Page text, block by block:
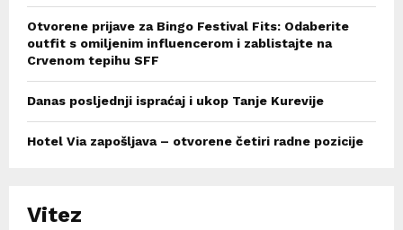
Otvorene prijave za Bingo Festival Fits: Odaberite
outfit s omiljenim influencerom i zablistajte na
Crvenom tepihu SFF
Danas posljednji ispraćaj i ukop Tanje Kurevije
Hotel Via zapošljava – otvorene četiri radne pozicije
Vitez